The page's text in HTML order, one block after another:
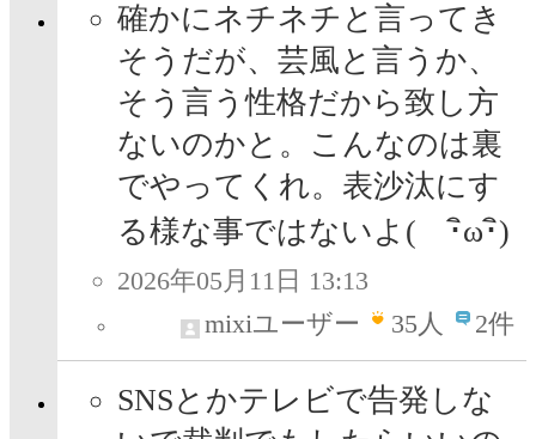
確かにネチネチと言ってき
そうだが、芸風と言うか、
そう言う性格だから致し方
ないのかと。こんなのは裏
でやってくれ。表沙汰にす
る様な事ではないよ( ･ิω･ิ)
2026年05月11日 13:13
mixiユーザー
35人 2件
SNSとかテレビで告発しな